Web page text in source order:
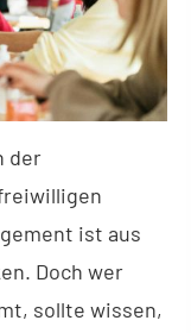
der
ist aus
Doch wer
sollte wissen,